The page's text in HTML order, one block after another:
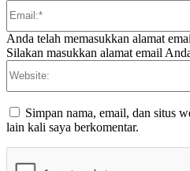
Anda telah memasukkan alamat
Silakan masukkan alamat email
Simpan nama, email, dan situs
lain kali saya berkomentar.